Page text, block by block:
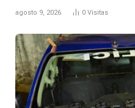
agosto 9, 2026 0 Visitas